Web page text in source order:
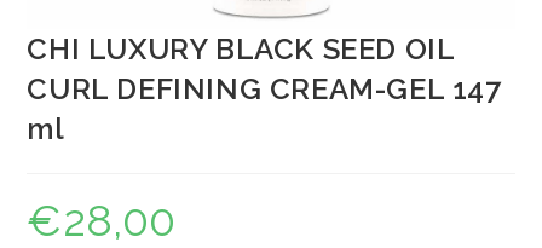
CHI LUXURY BLACK SEED OIL
CURL DEFINING CREAM-GEL 147
ml
€28,00